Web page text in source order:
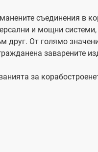
съединения в
и мощни
От голямо
заварените
за